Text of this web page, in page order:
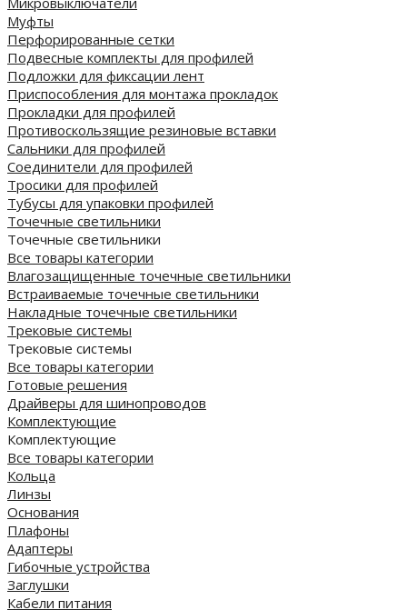
Муфты
Перфорированные сетки
Подвесные комплекты для профилей
Подложки для фиксации лент
Приспособления для монтажа прокладок
Прокладки для профилей
Противоскользящие резиновые вставки
Сальники для профилей
Соединители для профилей
Тросики для профилей
Тубусы для упаковки профилей
Точечные светильники
Точечные светильники
Все товары категории
Влагозащищенные точечные светильники
Встраиваемые точечные светильники
Накладные точечные светильники
Трековые системы
Трековые системы
Все товары категории
Готовые решения
Драйверы для шинопроводов
Комплектующие
Комплектующие
Все товары категории
Кольца
Линзы
Основания
Плафоны
Адаптеры
Гибочные устройства
Заглушки
Кабели питания